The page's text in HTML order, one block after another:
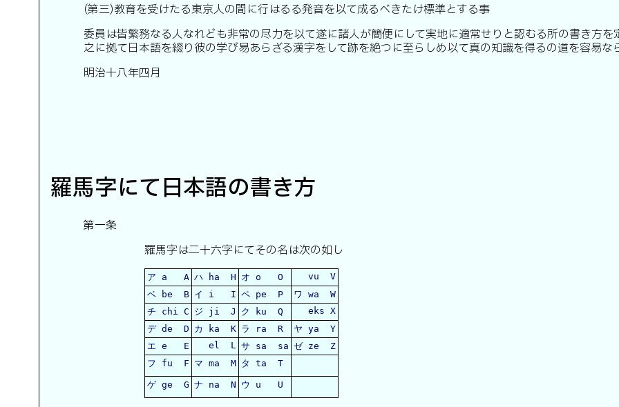
(第三)教育を受けたる東京人の間に行はるる発音を以て成るべきたけ標準とする事
委員は皆繁務なる人なれども非常の尽力を以て遂に諸人が簡便にして実地に適常せりと認むる所の書き方
之に拠て日本語を綴り彼の学び易あらざる漢字をして跡を絶つに至らしめ以て真の知識を得るの道を容易
明治十八年四月
羅馬字にて日本語の書き方
第一条
羅馬字は二十六字にてその名は次の如し
ア a A ハ ha H オ o O
vu V
ベ be B イ i I ペ pe P
ワ wa W
チ chi C ジ ji J ク ku Q
eks X
デ de D カ ka K ラ ra R
ヤ ya Y
エ e E
el L サ sa sa ゼ ze Z
フ fu F マ ma M タ ta T
ゲ ge G ナ na N ウ u U